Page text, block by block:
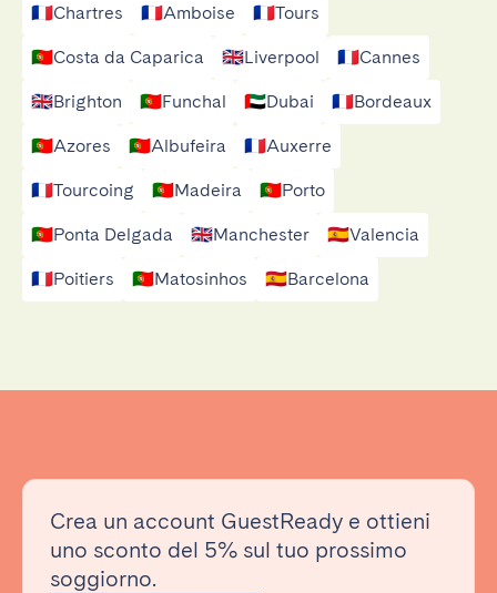
🇫🇷Chartres 🇫🇷Amboise 🇫🇷Tours
🇵🇹Costa da Caparica 🇬🇧Liverpool 🇫🇷Cannes
🇬🇧Brighton 🇵🇹Funchal 🇦🇪Dubai 🇫🇷Bordeaux
🇵🇹Azores 🇵🇹Albufeira 🇫🇷Auxerre
🇫🇷Tourcoing 🇵🇹Madeira 🇵🇹Porto
🇵🇹Ponta Delgada 🇬🇧Manchester 🇪🇸Valencia
🇫🇷Poitiers 🇵🇹Matosinhos 🇪🇸Barcelona
Crea un account GuestReady e ottieni
uno sconto del 5% sul tuo prossimo
soggiorno.